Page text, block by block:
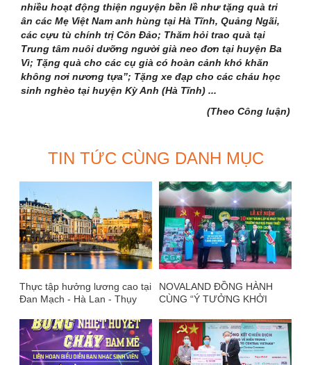
nhiều hoạt động thiện nguyện bền lề như tặng quà tri
ân các Mẹ Việt Nam anh hùng tại Hà Tĩnh, Quảng Ngãi,
các cựu tù chính trị Côn Đảo; Thăm hỏi trao quà tại
Trung tâm nuôi dưỡng người già neo đơn tại huyện Ba
Vì; Tặng quà cho các cụ già có hoàn cảnh khó khăn
không nơi nương tựa”; Tặng xe đạp cho các cháu học
sinh nghèo tại huyện Kỳ Anh (Hà Tĩnh) ...
(Theo Công luận)
TIN TỨC CÙNG DANH MỤC
Thực tập hưởng lương cao tại
Đan Mạch - Hà Lan - Thụy
NOVALAND ĐỒNG HÀNH
CÙNG “Ý TƯỞNG KHỞI